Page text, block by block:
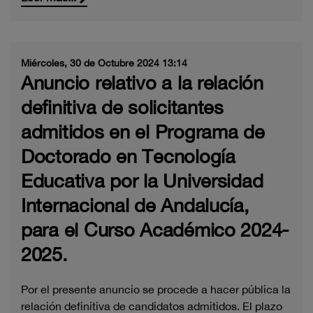
Miércoles, 30 de Octubre 2024 13:14
Anuncio relativo a la relación
definitiva de solicitantes
admitidos en el Programa de
Doctorado en Tecnología
Educativa por la Universidad
Internacional de Andalucía,
para el Curso Académico 2024-
2025.
Por el presente anuncio se procede a hacer pública la
relación definitiva de candidatos admitidos. El plazo